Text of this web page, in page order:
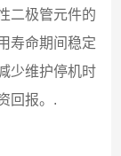
二极管元件的
寿命期间稳定
少维护停机时
回报。.